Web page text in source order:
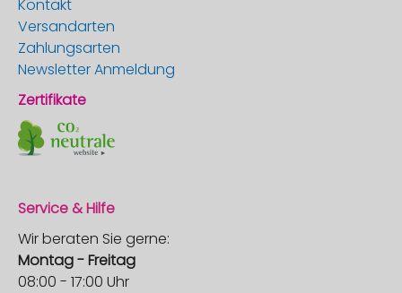
Kontakt
Versandarten
Zahlungsarten
Newsletter Anmeldung
Zertifikate
Service & Hilfe
Wir beraten Sie gerne:
Montag - Freitag
08:00 - 17:00 Uhr